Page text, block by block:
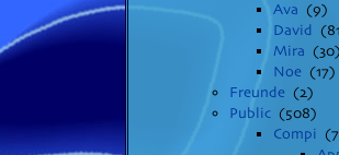
Ava (9)
David
Mira (30)
Noe (17)
Freunde (2)
Public (508)
Compi